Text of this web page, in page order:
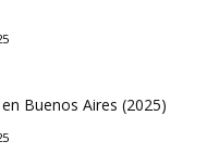
Buenos Aires (2025)